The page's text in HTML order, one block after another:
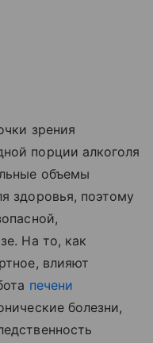
зрения
порции алкоголя
объемы
здоровья, поэтому
На то, как
влияют
печени
болезни,